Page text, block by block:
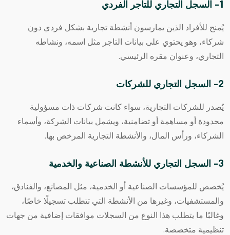
1- السجل التجاري للتاجر الفردي
يُمنح للأفراد الذين يمارسون أنشطة تجارية بشكل فردي دون
شركاء، وهو يحتوي على بيانات التاجر مثل اسمه، ونشاطه
التجاري، وعنوان مقره الرئيسي.
2- السجل التجاري للشركات
يُصدر للشركات التجارية، سواء كانت شركات ذات مسؤولية
محدودة أو مساهمة أو تضامنية، ويشمل بيانات الشركة، وأسماء
الشركاء، ورأس المال، والأنشطة التجارية المرخص بها.
3- السجل التجاري للأنشطة الصناعية والخدمية
يُخصص للمؤسسات الصناعية أو الخدمية، مثل المصانع، والفنادق،
والمستشفيات، وغيرها من الأنشطة التي تتطلب تسجيلًا خاصًا،
وغالبًا ما يتطلب هذا النوع من السجلات موافقات إضافية من جهات
تنظيمية متخصصة.